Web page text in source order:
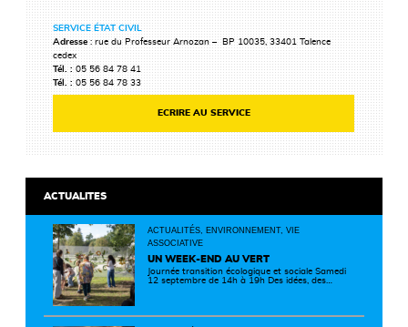
SERVICE ÉTAT CIVIL
Adresse : rue du Professeur Arnozan – BP 10035, 33401 Talence
cedex
Tél. :05 56 84 78 41
Tél. :05 56 84 78 33
ECRIRE AU SERVICE
ACTUALITES
ACTUALITÉS, ENVIRONNEMENT, VIE
ASSOCIATIVE
UN WEEK-END AU VERT
Journée transition écologique et sociale Samedi
12 septembre de 14h à 19h Des idées, des
un territoire plus durable et solidaire.